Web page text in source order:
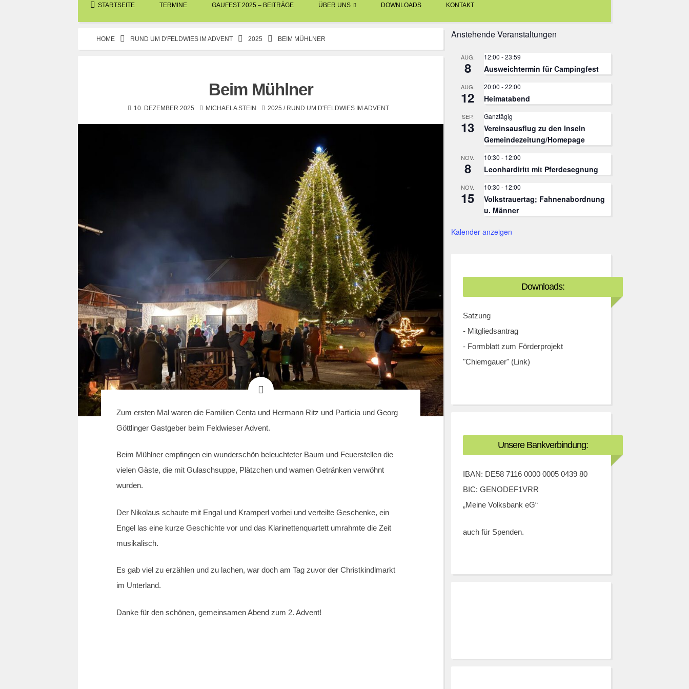
STARTSEITE TERMINE GAUFEST 2025 – BEITRÄGE ÜBER UNS DOWNLOADS KONTAKT
HOME RUND UM D'FELDWIES IM ADVENT 2025 BEIM MÜHLNER
Beim Mühlner
10. DEZEMBER 2025 MICHAELA STEIN 2025 / RUND UM D'FELDWIES IM ADVENT
Zum ersten Mal waren die Familien Centa und Hermann Ritz und Particia und Georg
Göttlinger Gastgeber beim Feldwieser Advent.
Beim Mühlner empfingen ein wunderschön beleuchteter Baum und Feuerstellen die
vielen Gäste, die mit Gulaschsuppe, Plätzchen und wamen Getränken verwöhnt
wurden.
Der Nikolaus schaute mit Engal und Kramperl vorbei und verteilte Geschenke, ein
Engel las eine kurze Geschichte vor und das Klarinettenquartett umrahmte die Zeit
musikalisch.
Es gab viel zu erzählen und zu lachen, war doch am Tag zuvor der Christkindlmarkt
im Unterland.
Danke für den schönen, gemeinsamen Abend zum 2. Advent!
Anstehende Veranstaltungen
AUG.
8
12:00 -23:59
Ausweichtermin für Campingfest
AUG.
12
20:00 -22:00
Heimatabend
SEP.
13
Ganztägig
Vereinsausflug zu den Inseln
Gemeindezeitung/Homepage
NOV.
8
10:30 - 12:00
Leonhardiritt mit Pferdesegnung
NOV.
15
10:30 - 12:00
Volkstrauertag; Fahnenabordnung
u. Männer
Kalender anzeigen
Downloads:
Satzung
- Mitgliedsantrag
- Formblatt zum Förderprojekt
"Chiemgauer" (Link)
Unsere Bankverbindung:
IBAN: DE58 7116 0000 0005 0439 80
BIC: GENODEF1VRR
„Meine Volksbank eG“
auch für Spenden.